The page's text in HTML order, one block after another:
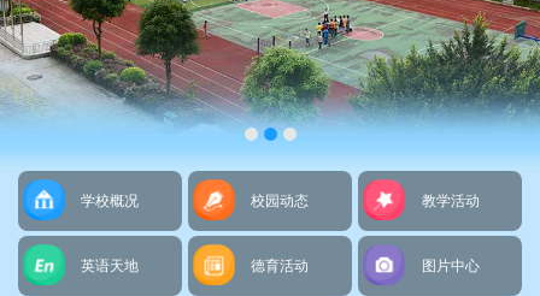
学校概况 校园动态 教学活动
英语天地 德育活动 图片中心